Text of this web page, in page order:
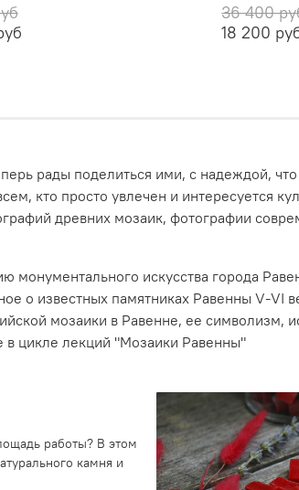
36 400
18 200
рады поделиться ими, с надеждой,
кто просто увлечен и интересуется
древних мозаик, фотографии
монументального искусства города
о известных памятниках Равенны V-VI
мозаики в Равенне, ее символизм,
в цикле лекций "Мозаики Равенны"
работы? В этом
камня и